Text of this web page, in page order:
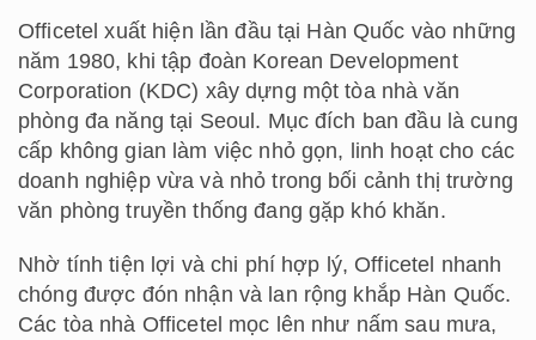
Officetel xuất hiện lần đầu tại Hàn Quốc vào những
năm 1980, khi tập đoàn Korean Development
Corporation (KDC) xây dựng một tòa nhà văn
phòng đa năng tại Seoul. Mục đích ban đầu là cung
cấp không gian làm việc nhỏ gọn, linh hoạt cho các
doanh nghiệp vừa và nhỏ trong bối cảnh thị trường
văn phòng truyền thống đang gặp khó khăn.
Nhờ tính tiện lợi và chi phí hợp lý, Officetel nhanh
chóng được đón nhận và lan rộng khắp Hàn Quốc.
Các tòa nhà Officetel mọc lên như nấm sau mưa,